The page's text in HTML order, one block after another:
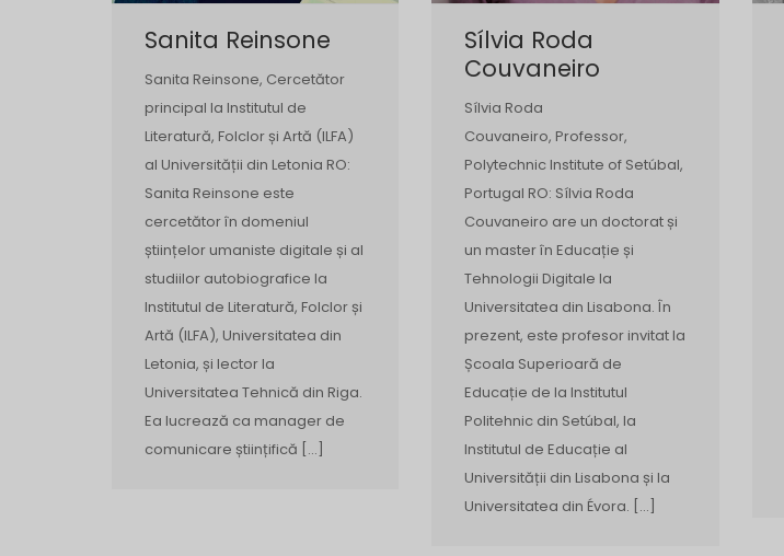
Sanita Reinsone
Sanita Reinsone, Cercetător
principal la Institutul de
Literatură, Folclor și Artă (ILFA)
al Universității din Letonia RO:
Sanita Reinsone este
cercetător în domeniul
științelor umaniste digitale și al
studiilor autobiografice la
Institutul de Literatură, Folclor și
Artă (ILFA), Universitatea din
Letonia, și lector la
Universitatea Tehnică din Riga.
Ea lucrează ca manager de
comunicare științifică […]
Sílvia Roda
Couvaneiro
Sílvia Roda
Couvaneiro, Professor,
Polytechnic Institute of Setúbal,
Portugal RO: Sílvia Roda
Couvaneiro are un doctorat și
un master în Educație și
Tehnologii Digitale la
Universitatea din Lisabona. În
prezent, este profesor invitat la
Școala Superioară de
Educație de la Institutul
Politehnic din Setúbal, la
Institutul de Educație al
Universității din Lisabona și la
Universitatea din Évora. […]